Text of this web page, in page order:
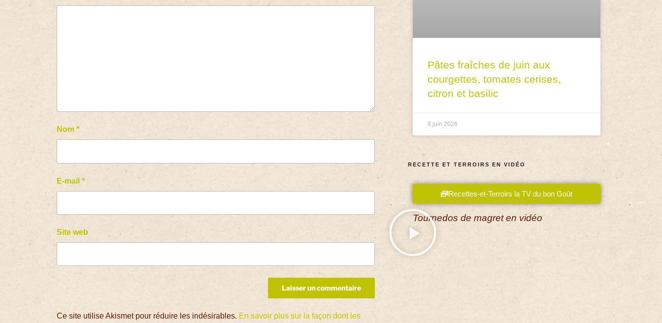
Nom*
E-mail*
Site web
Ce site utilise Akismet pour réduire les indésirables. En savoir plus sur la façon dont les
Pâtes fraîches de juin aux
courgettes, tomates cerises,
citron et basilic
8 juin 2026
RECETTE ET TERROIRS EN VIDÉO
Recettes-et-Terroirs la TV du bon Goût
Tournedos de magret en vidéo